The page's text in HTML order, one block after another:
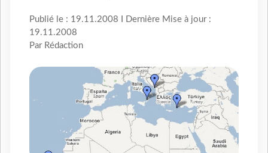
Publié le : 19.11.2008 I Dernière Mise à jour :
19.11.2008
Par Rédaction